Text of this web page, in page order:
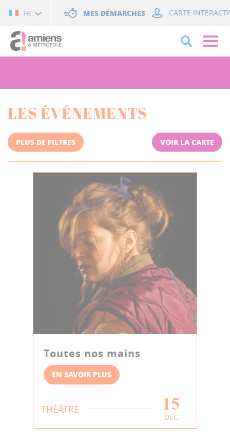
FR MES DÉMARCHES CARTE
LES ÉVÉNEMENTS
PLUS DE FILTRES VOIR LA CARTE
Toutes nos mains
EN SAVOIR PLUS
THÉÂTRE 15
DÉC